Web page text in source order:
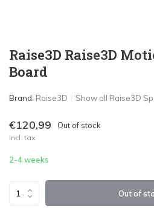
Raise3D Raise3D
Board
Brand: Raise3D Show all Raise3D
€120,99 Out of stock
Incl. tax
2-4 weeks
Out of